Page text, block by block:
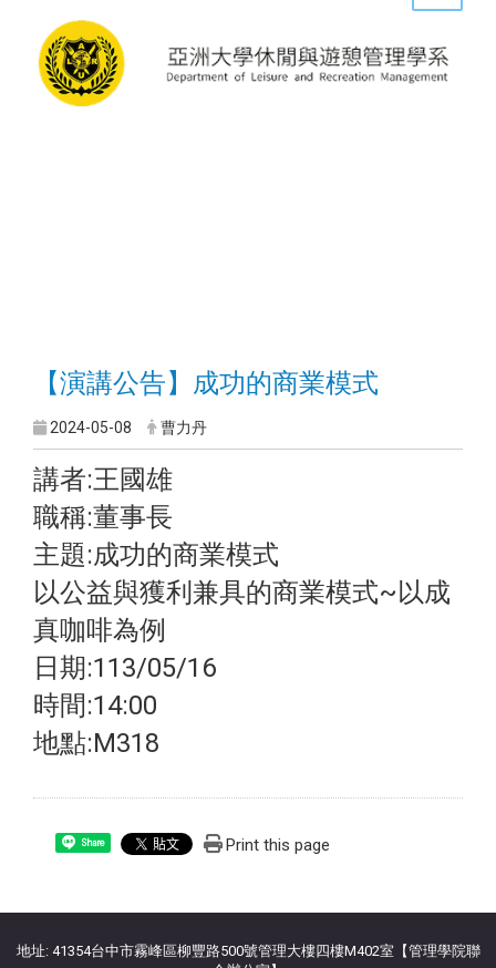
【演講公告】成功的商業模式
2024-05-08 曹力丹
講者:王國雄
職稱:董事長
主題:成功的商業模式
以公益與獲利兼具的商業模式~以成
真咖啡為例
日期:113/05/16
時間:14:00
地點:M318
Share Print this page
地址: 41354台中市霧峰區柳豐路500號管理大樓四樓M402室【管理學院聯